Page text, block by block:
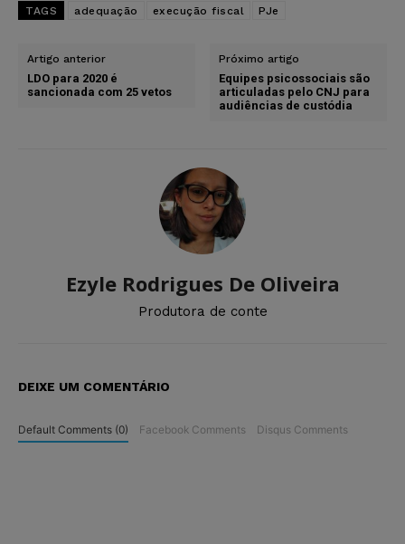
TAGS adequação execução fiscal PJe
Artigo anterior
LDO para 2020 é
sancionada com 25 vetos
Próximo artigo
Equipes psicossociais são
articuladas pelo CNJ para
audiências de custódia
Ezyle Rodrigues De Oliveira
Produtora de conte
DEIXE UM COMENTÁRIO
Default Comments (0) Facebook Comments Disqus Comments